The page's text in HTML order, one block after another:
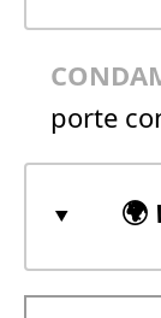
porte
🌍